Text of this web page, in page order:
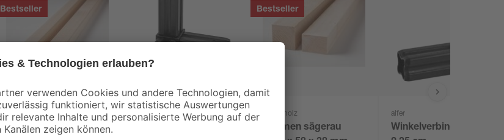
Bestseller
binderholz
Latte gehobelt 2000 x
alfer
Bestseller
binderholz
Rahmen sägerau
alfer
Winkelverbinder 90°